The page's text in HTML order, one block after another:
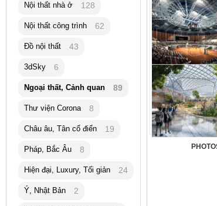
Nội thất nhà ở 128
Nội thất công trình 62
Đồ nội thất 43
3dSky 6
Ngoại thất, Cảnh quan 89
Thư viện Corona 8
Châu âu, Tân cổ điển 19
Pháp, Bắc Âu 8
Hiện đại, Luxury, Tối giản 24
Ý, Nhật Bản 2